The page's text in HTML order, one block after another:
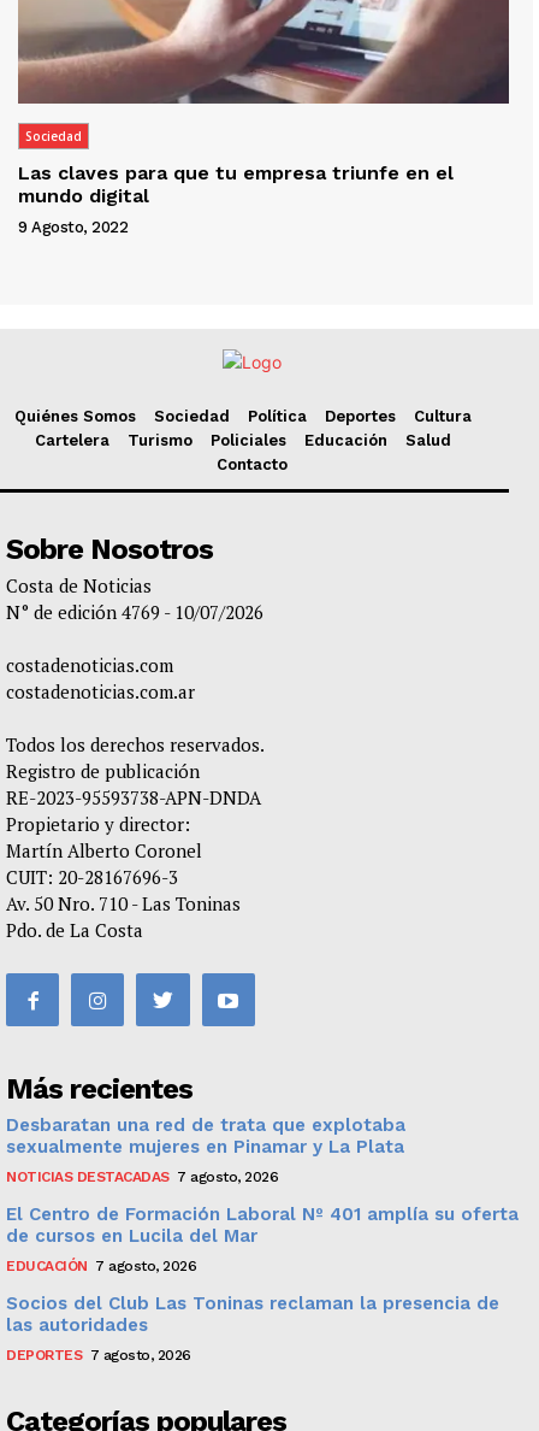
Sociedad
Las claves para que tu empresa triunfe en el
mundo digital
9 Agosto, 2022
Quiénes Somos Sociedad Política Deportes
Cultura
Cartelera
Turismo Policiales Educación
Salud
Contacto
Sobre Nosotros
Costa de Noticias
N° de edición 4769 - 10/07/2026
costadenoticias.com
costadenoticias.com.ar
Todos los derechos reservados.
Registro de publicación
RE-2023-95593738-APN-DNDA
Propietario y director:
Martín Alberto Coronel
CUIT: 20-28167696-3
Av. 50 Nro. 710 - Las Toninas
Pdo. de La Costa
Más recientes
Desbaratan una red de trata que explotaba
sexualmente mujeres en Pinamar y La Plata
NOTICIAS DESTACADAS 7 agosto, 2026
El Centro de Formación Laboral Nº 401 amplía su oferta
de cursos en Lucila del Mar
EDUCACIÓN 7 agosto, 2026
Socios del Club Las Toninas reclaman la presencia de
las autoridades
DEPORTES 7 agosto, 2026
Categorías populares